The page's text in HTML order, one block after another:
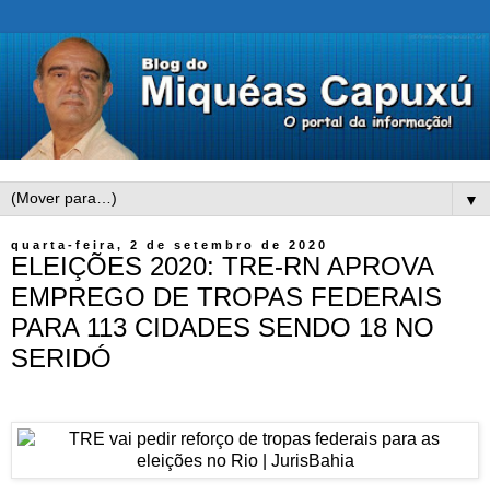
▼
quarta-feira, 2 de setembro de 2020
ELEIÇÕES 2020: TRE-RN APROVA
EMPREGO DE TROPAS FEDERAIS
PARA 113 CIDADES SENDO 18 NO
SERIDÓ